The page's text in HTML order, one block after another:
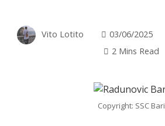
Vito Lotito 03/06/2025
2 Mins Read
Copyright: SSC Bari